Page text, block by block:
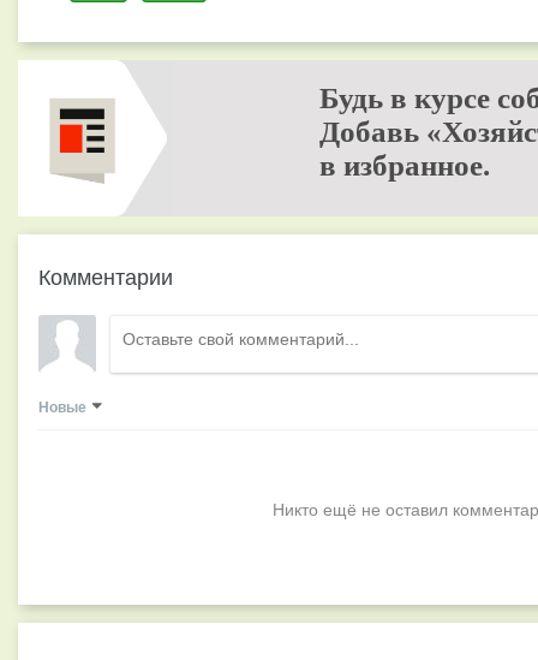
Будь в курсе
Добавь
в избранное.
Комментарии
Новые
Никто ещё не оставил